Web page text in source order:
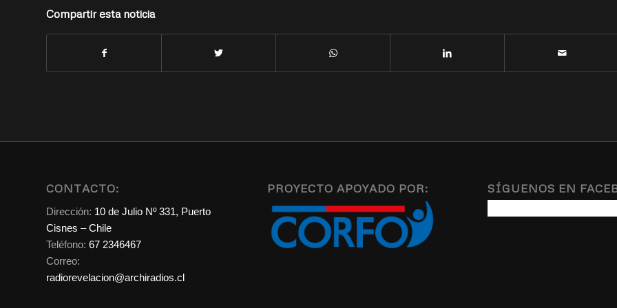
Compartir esta noticia
CONTACTO:
Dirección: 10 de Julio Nº 331, Puerto
Cisnes – Chile
Teléfono: 67 2346467
Correo:
radiorevelacion@archiradios.cl
PROYECTO APOYADO POR: SÍGUENOS EN